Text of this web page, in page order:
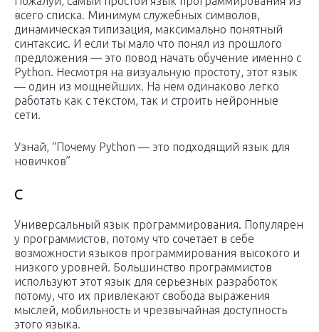
всего списка. Минимум служебных символов,
динамическая типизация, максимально понятный
синтаксис. И если ты мало что понял из прошлого
предложения — это повод начать обучение именно с
Python. Несмотря на визуальную простоту, этот язык
— один из мощнейших. На нем одинаково легко
работать как с текстом, так и строить нейронные
сети.
Узнай, “Почему Python — это подходящий язык для
новичков”
С
Универсальный язык программирования. Популярен
у программистов, потому что сочетает в себе
возможности языков программирования высокого и
низкого уровней. Большинство программистов
используют этот язык для серьезных разработок
потому, что их привлекают свобода выражения
мыслей, мобильность и чрезвычайная доступность
этого языка.